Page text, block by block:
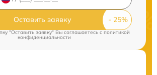
Оставить заявку
"Оставить заявку" Вы соглашаетесь c политикой
конфиденциальности